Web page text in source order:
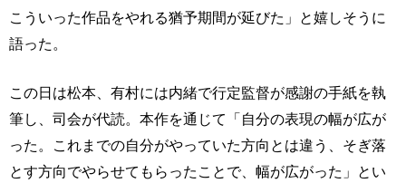
こういった作品をやれる猶予期間が延びた」と嬉しそうに
語った。
この日は松本、有村には内緒で行定監督が感謝の手紙を執
筆し、司会が代読。本作を通じて「自分の表現の幅が広が
った。これまでの自分がやっていた方向とは違う、そぎ落
とす方向でやらせてもらったことで、幅が広がった」とい